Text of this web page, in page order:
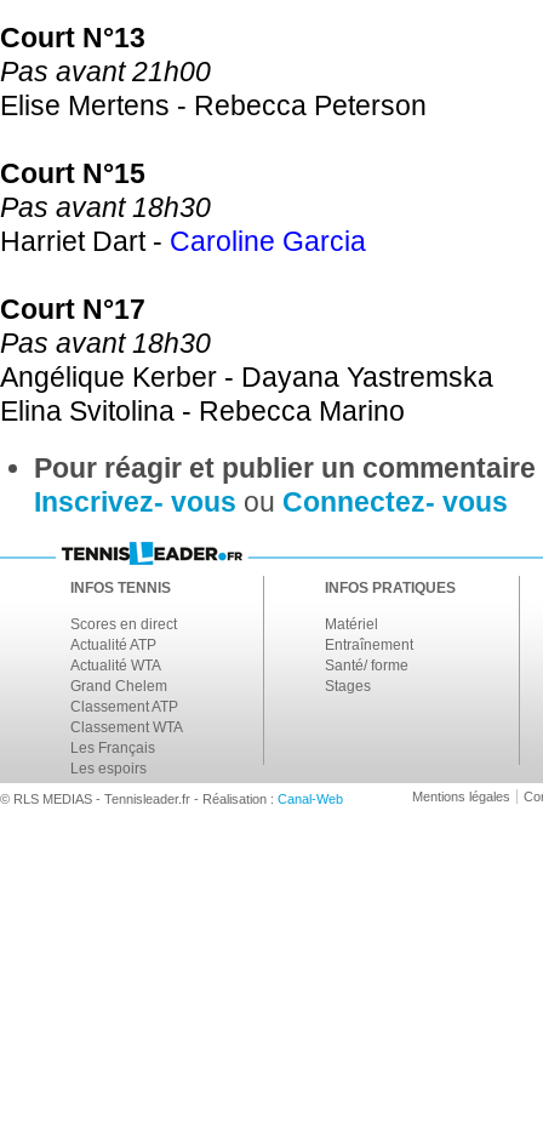
Court N°13
Pas avant 21h00
Elise Mertens - Rebecca Peterson
Court N°15
Pas avant 18h30
Harriet Dart - Caroline Garcia
Court N°17
Pas avant 18h30
Angélique Kerber - Dayana Yastremska
Elina Svitolina - Rebecca Marino
Pour réagir et publier un
Inscrivez- vous ou Connectez- vous
INFOS TENNIS
Scores en direct
Actualité ATP
Actualité WTA
Grand Chelem
Classement ATP
Classement WTA
Les Français
Les espoirs
INFOS PRATIQUES
Matériel
Entraînement
Santé/ forme
Stages
© RLS MEDIAS - Tennisleader.fr - Réalisation : Canal-Web Mentions légales